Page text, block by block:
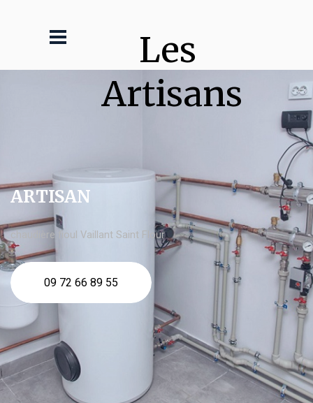
Les
Artisans
ARTISAN
chaudière fioul Vaillant Saint Flour
09 72 66 89 55